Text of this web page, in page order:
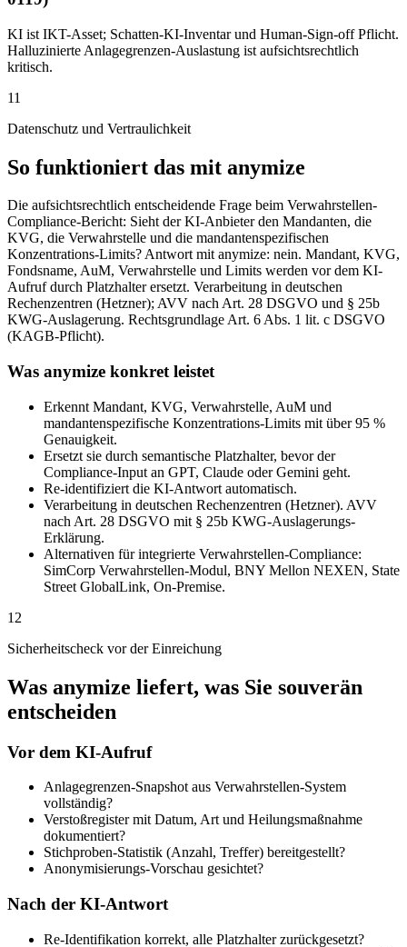
KI ist IKT-Asset; Schatten-KI-Inventar und Human-Sign-off Pflicht.
Halluzinierte Anlagegrenzen-Auslastung ist aufsichtsrechtlich
kritisch.
11
Datenschutz und Vertraulichkeit
So funktioniert das mit anymize
Die aufsichtsrechtlich entscheidende Frage beim Verwahrstellen-
Compliance-Bericht: Sieht der KI-Anbieter den Mandanten, die
KVG, die Verwahrstelle und die mandantenspezifischen
Konzentrations-Limits? Antwort mit anymize: nein. Mandant, KVG,
Fondsname, AuM, Verwahrstelle und Limits werden vor dem KI-
Aufruf durch Platzhalter ersetzt. Verarbeitung in deutschen
Rechenzentren (Hetzner); AVV nach Art. 28 DSGVO und § 25b
KWG-Auslagerung. Rechtsgrundlage Art. 6 Abs. 1 lit. c DSGVO
(KAGB-Pflicht).
Was anymize konkret leistet
Erkennt Mandant, KVG, Verwahrstelle, AuM und
mandantenspezifische Konzentrations-Limits mit über 95 %
Genauigkeit.
Ersetzt sie durch semantische Platzhalter, bevor der
Compliance-Input an GPT, Claude oder Gemini geht.
Re-identifiziert die KI-Antwort automatisch.
Verarbeitung in deutschen Rechenzentren (Hetzner). AVV
nach Art. 28 DSGVO mit § 25b KWG-Auslagerungs-
Erklärung.
Alternativen für integrierte Verwahrstellen-Compliance:
SimCorp Verwahrstellen-Modul, BNY Mellon NEXEN, State
Street GlobalLink, On-Premise.
12
Sicherheitscheck vor der Einreichung
Was anymize liefert, was Sie souverän
entscheiden
Vor dem KI-Aufruf
Anlagegrenzen-Snapshot aus Verwahrstellen-System
vollständig?
Verstoßregister mit Datum, Art und Heilungsmaßnahme
dokumentiert?
Stichproben-Statistik (Anzahl, Treffer) bereitgestellt?
Anonymisierungs-Vorschau gesichtet?
Nach der KI-Antwort
Re-Identifikation korrekt, alle Platzhalter zurückgesetzt?